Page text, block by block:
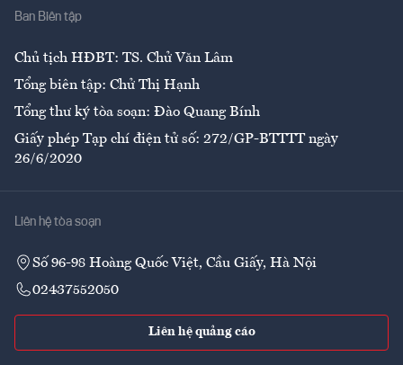
Ban Biên tập
Chủ tịch HĐBT: TS. Chử Văn Lâm
Tổng biên tập: Chử Thị Hạnh
Tổng thư ký tòa soạn: Đào Quang Bính
Giấy phép Tạp chí điện tử số: 272/GP-BTTTT ngày
26/6/2020
Liên hệ tòa soạn
Số 96-98 Hoàng Quốc Việt, Cầu Giấy, Hà Nội
02437552050
Liên hệ quảng cáo